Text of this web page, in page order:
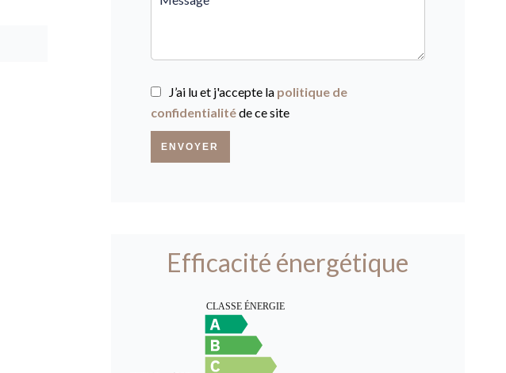
J’ai lu et j'accepte la politique de
confidentialitéde ce site
ENVOYER
Efficacité énergétique